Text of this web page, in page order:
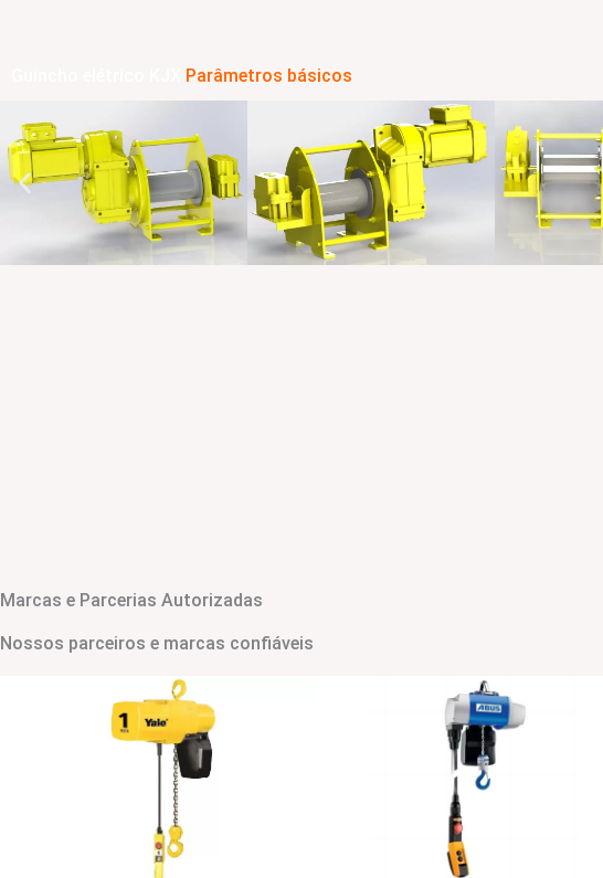
Parâmetros básicos
Marcas e Parcerias Autorizadas
Nossos parceiros e marcas confiáveis